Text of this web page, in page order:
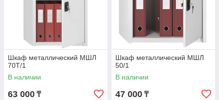
Шкаф металлический МШЛ
70Т/1
В наличии
63 000 ₸
Шкаф металлический МШЛ
50/1
В наличии
47 000 ₸